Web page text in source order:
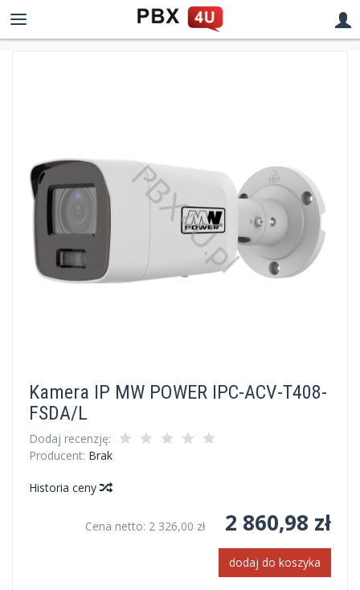
Kamera IP MW POWER IPC-ACV-T408-
FSDA/L
Dodaj recenzję:
Producent: Brak
Historia ceny
Cena netto: 2 326,00 zł 2 860,98 zł
dodaj do koszyka